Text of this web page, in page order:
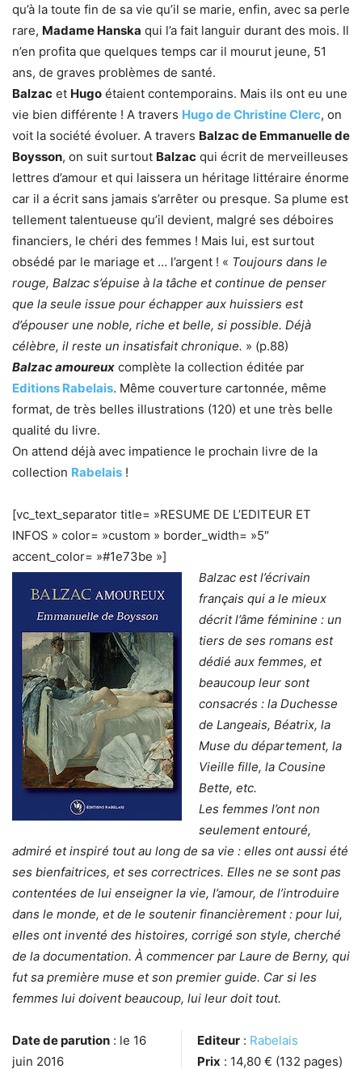
qu’à la toute fin de sa vie qu’il se marie, enfin, avec sa perle
rare, Madame Hanska qui l’a fait languir durant des mois. Il
n’en profita que quelques temps car il mourut jeune, 51
ans, de graves problèmes de santé.
Balzac et Hugo étaient contemporains. Mais ils ont eu une
vie bien différente ! A travers Hugo de Christine Clerc, on
voit la société évoluer. A travers Balzac de Emmanuelle de
Boysson, on suit surtout Balzac qui écrit de merveilleuses
lettres d’amour et qui laissera un héritage littéraire énorme
car il a écrit sans jamais s’arrêter ou presque. Sa plume est
tellement talentueuse qu’il devient, malgré ses déboires
financiers, le chéri des femmes ! Mais lui, est surtout
obsédé par le mariage et … l’argent ! « Toujours dans le
rouge, Balzac s’épuise à la tâche et continue de penser
que la seule issue pour échapper aux huissiers est
d’épouser une noble, riche et belle, si possible. Déjà
célèbre, il reste un insatisfait chronique. » (p.88)
Balzac amoureux complète la collection éditée par
Editions Rabelais. Même couverture cartonnée, même
format, de très belles illustrations (120) et une très belle
qualité du livre.
On attend déjà avec impatience le prochain livre de la
collection Rabelais !
[vc_text_separator title= »RESUME DE L’EDITEUR ET
INFOS » color= »custom » border_width= »5″
accent_color= »#1e73be »]
Balzac est l’écrivain
français qui a le mieux
décrit l’âme féminine : un
tiers de ses romans est
dédié aux femmes, et
beaucoup leur sont
consacrés : la Duchesse
de Langeais, Béatrix, la
Muse du département, la
Vieille fille, la Cousine
Bette, etc.
Les femmes l’ont non
seulement entouré,
admiré et inspiré tout au long de sa vie : elles ont aussi été
ses bienfaitrices, et ses correctrices. Elles ne se sont pas
contentées de lui enseigner la vie, l’amour, de l’introduire
dans le monde, et de le soutenir financièrement : pour lui,
elles ont inventé des histoires, corrigé son style, cherché
de la documentation. À commencer par Laure de Berny, qui
fut sa première muse et son premier guide. Car si les
femmes lui doivent beaucoup, lui leur doit tout.
Date de parution : le 16
juin 2016
Editeur : Rabelais
Prix : 14,80 € (132 pages)